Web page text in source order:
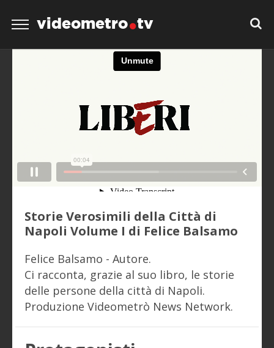
videometro tv
Storie Verosimili della Città di
Napoli Volume I di Felice Balsamo
Felice Balsamo - Autore.
Ci racconta, grazie al suo libro, le storie
delle persone della città di Napoli.
Produzione Videometrò News Network.